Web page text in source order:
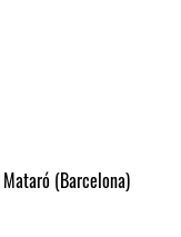
(Barcelona)